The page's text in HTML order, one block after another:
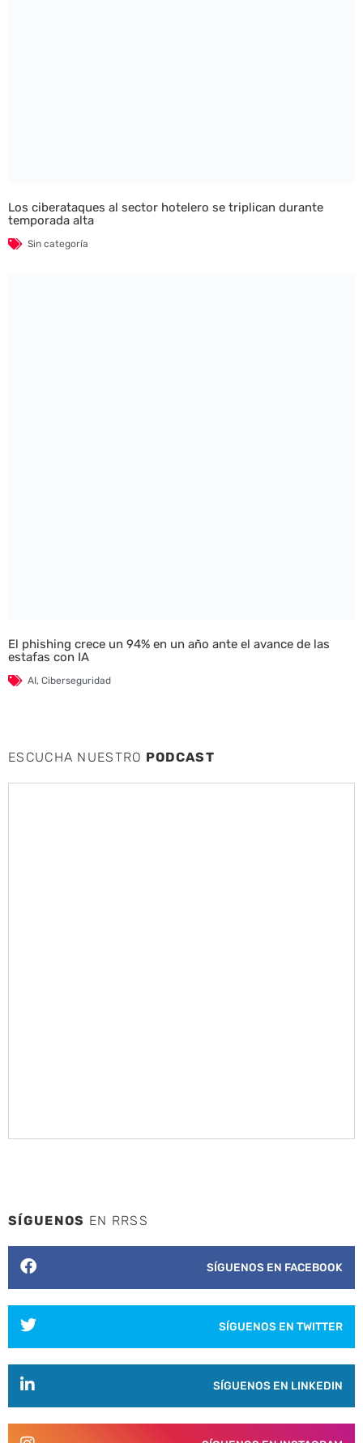
Los ciberataques al sector hotelero se triplican durante
temporada alta
Sin categoría
El phishing crece un 94% en un año ante el avance de las
estafas con IA
AI, Ciberseguridad
ESCUCHA NUESTRO PODCAST
SÍGUENOS EN RRSS
SÍGUENOS EN FACEBOOK
SÍGUENOS EN TWITTER
SÍGUENOS EN LINKEDIN